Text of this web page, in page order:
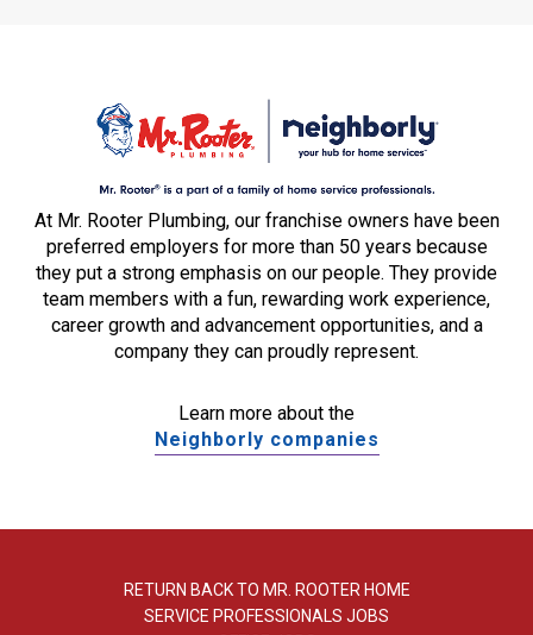
At Mr. Rooter Plumbing, our franchise owners have been
preferred employers for more than 50 years because
they put a strong emphasis on our people. They provide
team members with a fun, rewarding work experience,
career growth and advancement opportunities, and a
company they can proudly represent.
Learn more about the
Neighborly companies
RETURN BACK TO MR. ROOTER HOME
SERVICE PROFESSIONALS JOBS